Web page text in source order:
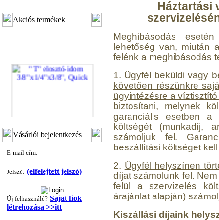
Akciós termékek
3/8"x1/4"x3/8", Quick
360,-Ft
---------
Vásárlói bejelentkezés
E-mail cím:
Jelszó: (elfelejtett jelszó)
Új felhasználó? Saját fiók
létrehozása >>itt
Háztartási
Meghibásodás
lehetőség van, miután
felénk a meghibásodás
1. Ügyfél beküldi vagy
követően részünkre
ügyintézésre a
biztosítani, melynek
garanciális esetben
költségét (munkadíj,
számoljuk fel.
beszállítási költséget
2. Ügyfél helyszínen
díjat számolunk fel.
felül a szervizelés
árajánlat alapján)
Kiszállási díjaink